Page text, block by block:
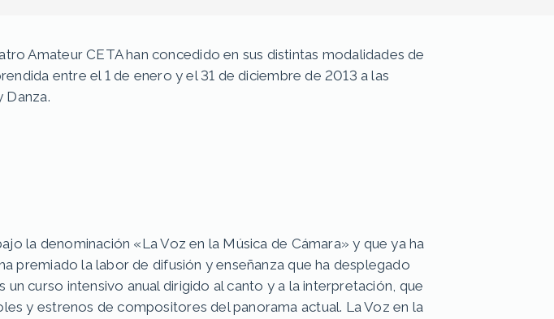
Amateur CETA han concedido en sus distintas modalidades de
entre el 1 de enero y el 31 de diciembre de 2013 a las
Danza.
la denominación «La Voz en la Música de Cámara» y que ya ha
premiado la labor de difusión y enseñanza que ha desplegado
curso intensivo anual dirigido al canto y a la interpretación, que
y estrenos de compositores del panorama actual. La Voz en la